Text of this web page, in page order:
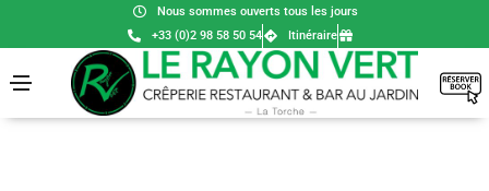
Nous sommes ouverts tous les jours
+33 (0)2 98 58 50 54
Itinéraire